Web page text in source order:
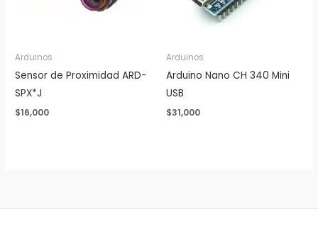
Arduinos
Sensor de Proximidad ARD-
SPX*J
$16,000
Arduinos
Arduino Nano CH 340 Mini
USB
$31,000